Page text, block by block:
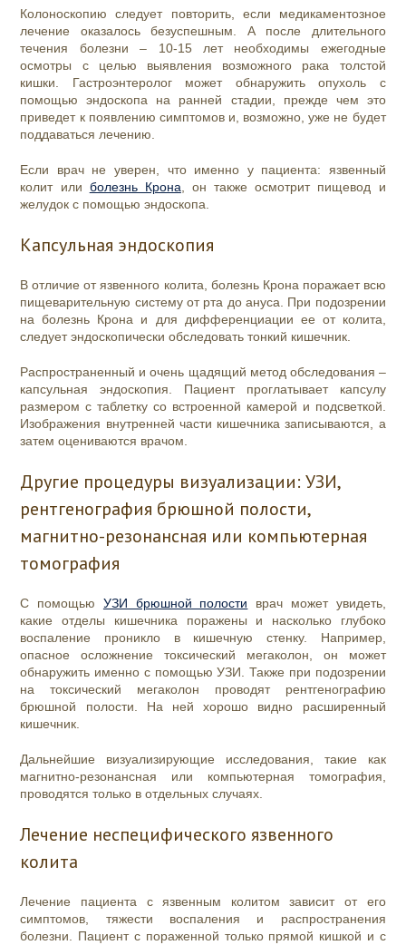
Колоноскопию следует повторить, если медикаментозное
лечение оказалось безуспешным. А после длительного
течения болезни – 10-15 лет необходимы ежегодные
осмотры с целью выявления возможного рака толстой
кишки. Гастроэнтеролог может обнаружить опухоль с
помощью эндоскопа на ранней стадии, прежде чем это
приведет к появлению симптомов и, возможно, уже не будет
поддаваться лечению.
Если врач не уверен, что именно у пациента: язвенный
колит или болезнь Крона, он также осмотрит пищевод и
желудок с помощью эндоскопа.
Капсульная эндоскопия
В отличие от язвенного колита, болезнь Крона поражает всю
пищеварительную систему от рта до ануса. При подозрении
на болезнь Крона и для дифференциации ее от колита,
следует эндоскопически обследовать тонкий кишечник.
Распространенный и очень щадящий метод обследования –
капсульная эндоскопия. Пациент проглатывает капсулу
размером с таблетку со встроенной камерой и подсветкой.
Изображения внутренней части кишечника записываются, а
затем оцениваются врачом.
Другие процедуры визуализации: УЗИ,
рентгенография брюшной полости,
магнитно-резонансная или компьютерная
томография
С помощью УЗИ брюшной полости врач может увидеть,
какие отделы кишечника поражены и насколько глубоко
воспаление проникло в кишечную стенку. Например,
опасное осложнение токсический мегаколон, он может
обнаружить именно с помощью УЗИ. Также при подозрении
на токсический мегаколон проводят рентгенографию
брюшной полости. На ней хорошо видно расширенный
кишечник.
Дальнейшие визуализирующие исследования, такие как
магнитно-резонансная или компьютерная томография,
проводятся только в отдельных случаях.
Лечение неспецифического язвенного
колита
Лечение пациента с язвенным колитом зависит от его
симптомов, тяжести воспаления и распространения
болезни. Пациент с пораженной только прямой кишкой и с